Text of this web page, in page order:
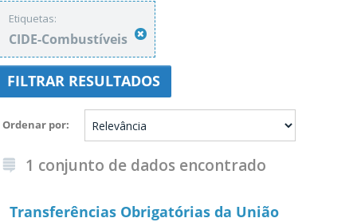
Etiquetas:
CIDE-Combustíveis
FILTRAR RESULTADOS
Ordenar por
1 conjunto de dados encontrado
Transferências Obrigatórias da União